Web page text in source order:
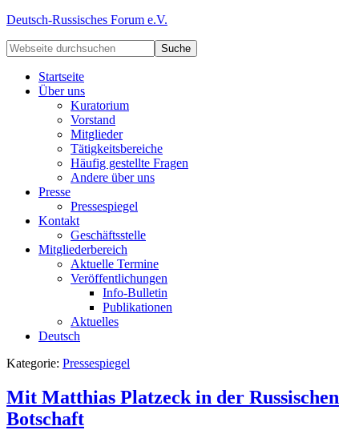
Deutsch-Russisches Forum e.V.
Startseite
Über uns
Kuratorium
Vorstand
Mitglieder
Tätigkeitsbereiche
Häufig gestellte Fragen
Andere über uns
Presse
Pressespiegel
Kontakt
Geschäftsstelle
Mitgliederbereich
Aktuelle Termine
Veröffentlichungen
Info-Bulletin
Publikationen
Aktuelles
Deutsch
Kategorie: Pressespiegel
Mit Matthias Platzeck in der Russischen
Botschaft